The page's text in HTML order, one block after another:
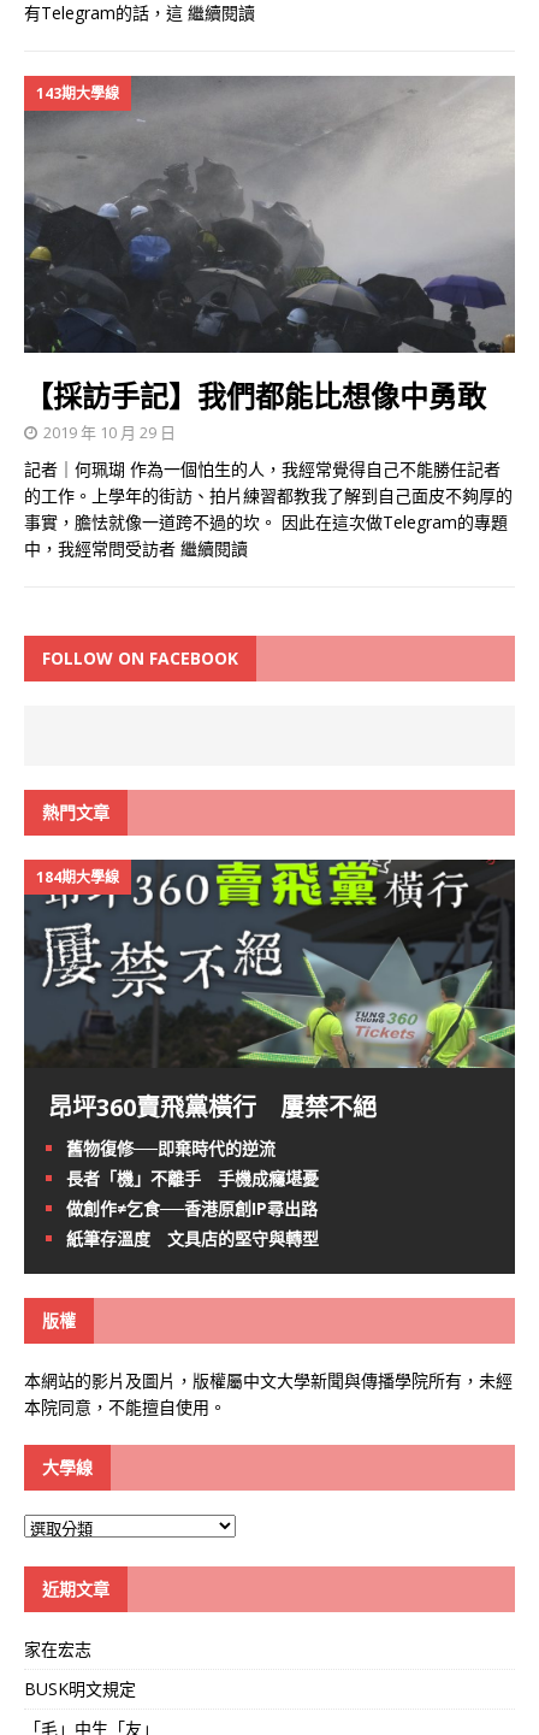
有Telegram的話，這 繼續閱讀
143期大學線
【採訪手記】我們都能比想像中勇敢
2019 年 10 月 29 日
記者｜何珮瑚 作為一個怕生的人，我經常覺得自己不能勝任記者
的工作。上學年的街訪、拍片練習都教我了解到自己面皮不夠厚的
事實，膽怯就像一道跨不過的坎。 因此在這次做Telegram的專題
中，我經常問受訪者 繼續閱讀
FOLLOW ON FACEBOOK
熱門文章
184期大學線
昂坪360賣飛黨橫行 屢禁不絕
舊物復修──即棄時代的逆流
長者「機」不離手 手機成癮堪憂
做創作≠乞食──香港原創IP尋出路
紙筆存溫度 文具店的堅守與轉型
版權
本網站的影片及圖片，版權屬中文大學新聞與傳播學院所有，未經
本院同意，不能擅自使用。
大學線
大
近期文章
家在宏志
BUSK明文規定
「毛」中生「友」